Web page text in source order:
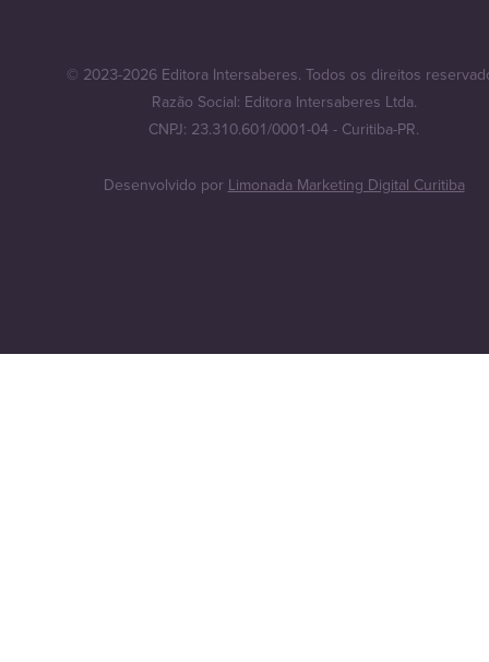
© 2023-2026 Editora Intersaberes. Todos os direitos
Razão Social: Editora Intersaberes Ltda.
CNPJ: 23.310.601/0001-04 - Curitiba-PR.
Desenvolvido por Limonada Marketing Digital Curitiba